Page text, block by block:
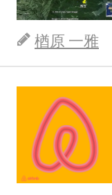
楢原 一雅